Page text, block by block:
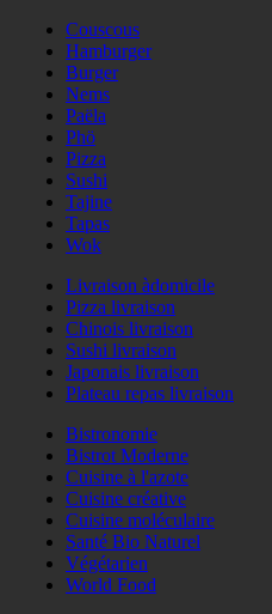
Couscous
Hamburger
Burger
Nems
Paëla
Phö
Pizza
Sushi
Tajine
Tapas
Wok
Livraison àdomicile
Pizza livraison
Chinois livraison
Sushi livraison
Japonais livraison
Plateau repas livraison
Bistronomie
Bistrot Moderne
Cuisine à l'azote
Cuisine créative
Cuisine moléculaire
Santé Bio Naturel
Végétarien
World Food